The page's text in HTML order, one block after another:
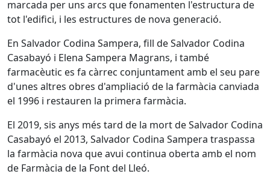
marcada per uns arcs que fonamenten l'estructura de
tot l'edifici, i les estructures de nova generació.
En Salvador Codina Sampera, fill de Salvador Codina
Casabayó i Elena Sampera Magrans, i també
farmacèutic es fa càrrec conjuntament amb el seu pare
d'unes altres obres d'ampliació de la farmàcia canviada
el 1996 i restauren la primera farmàcia.
El 2019, sis anys més tard de la mort de Salvador Codina
Casabayó el 2013, Salvador Codina Sampera traspassa
la farmàcia nova que avui continua oberta amb el nom
de Farmàcia de la Font del Lleó.